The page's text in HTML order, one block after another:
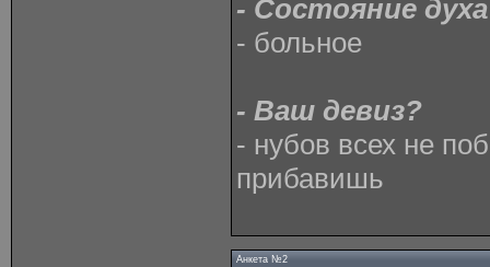
- Состояние
- больное
- Ваш девиз?
- нубов всех не
прибавишь
Анкета №2